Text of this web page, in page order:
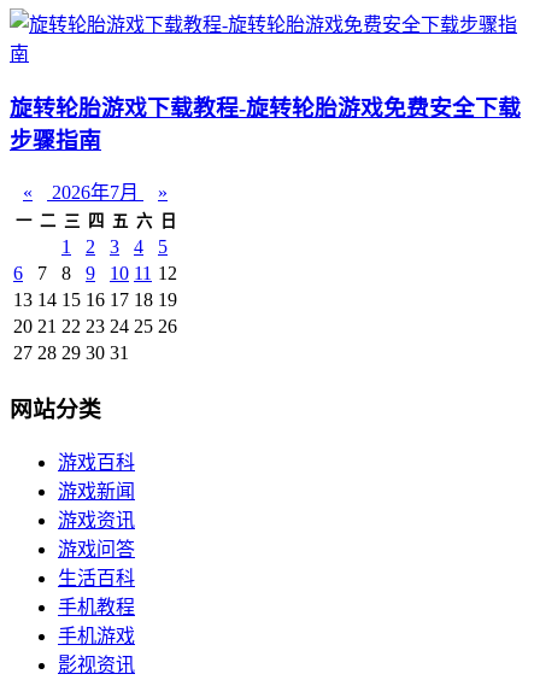
旋转轮胎游戏下载教程-旋转轮胎游戏免费安全下载
步骤指南
« 2026年7月 »
一 二 三 四 五 六 日
1 2 3 4
5
6
7 8 9 10 11 12
13 14 15 16 17 18 19
20 21 22 23 24 25 26
27 28 29 30 31
网站分类
游戏百科
游戏新闻
游戏资讯
游戏问答
生活百科
手机教程
手机游戏
影视资讯